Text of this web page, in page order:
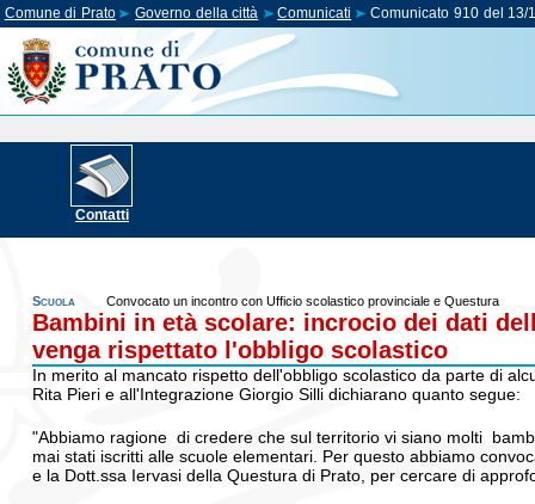
Comune di Prato Governo della città Comunicati Comunicato 910 del 13/
Contatti
Scuola Convocato un incontro con Ufficio scolastico provinciale e Questura
Bambini in età scolare: incrocio dei dati
venga rispettato l'obbligo scolastico
In merito al mancato rispetto dell'obbligo scolastico da parte di
Rita Pieri e all'Integrazione Giorgio Silli dichiarano quanto segue:
"Abbiamo ragione di credere che sul territorio vi siano molti
mai stati iscritti alle scuole elementari. Per questo abbiamo
e la Dott.ssa Iervasi della Questura di Prato, per cercare di